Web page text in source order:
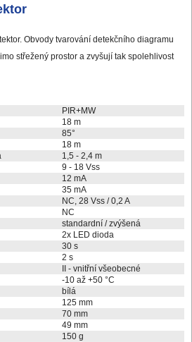
Obvody tvarování detekčního diagramu
střežený prostor a zvyšují tak spolehlivost
PIR+MW
18 m
85°
18 m
1,5 - 2,4 m
9 - 18 Vss
12 mA
35 mA
NC, 28 Vss / 0,2 A
NC
standardní / zvýšená
2x LED dioda
30 s
2 s
II - vnitřní všeobecné
-10 až +50 °C
bílá
125 mm
70 mm
49 mm
150 g